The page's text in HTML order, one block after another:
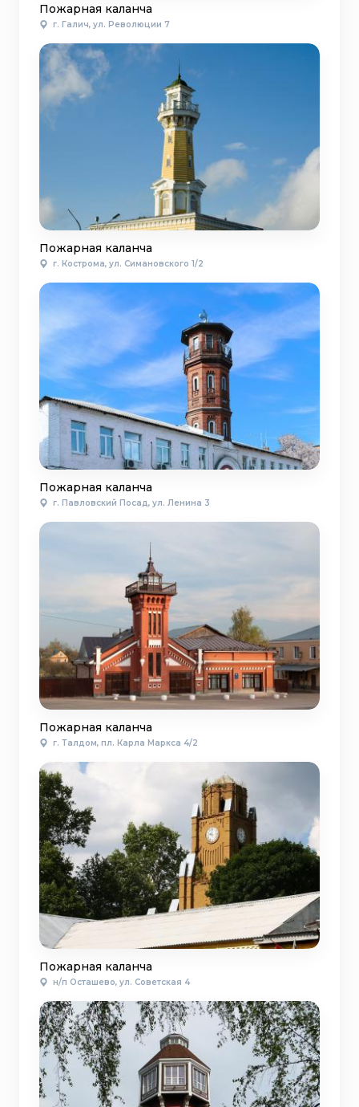
Пожарная каланча
г. Галич, ул. Революции 7
Пожарная каланча
г. Кострома, ул. Симановского 1/2
Пожарная каланча
г. Павловский Посад, ул. Ленина 3
Пожарная каланча
г. Талдом, пл. Карла Маркса 4/2
Пожарная каланча
н/п Осташево, ул. Советская 4